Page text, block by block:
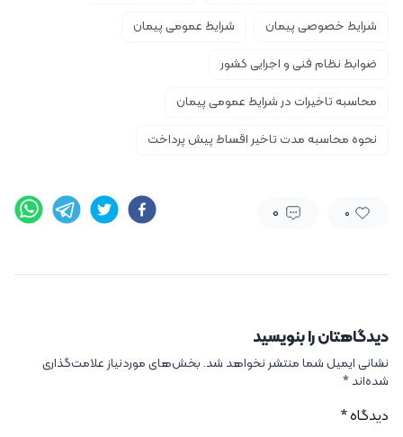
شرایط خصوصی پیمان
شرایط عمومی پیمان
ضوابط نظام فنی و اجرایی کشور
محاسبه تاخیرات در شرایط عمومی پیمان
نحوه محاسبه مدت تاخیر اقساط پیش پرداخت
0
0
دیدگاهتان را بنویسید
نشانی ایمیل شما منتشر نخواهد شد. بخش‌های موردنیاز علامت‌گذاری
شده‌اند*
دیدگاه*